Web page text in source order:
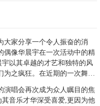
大家分享一个令人振奋的消
偶像华晨宇在一次活动中的精
以其卓越的才艺和独特的风
为之疯狂。在近期的一次舞台
演唱会再次成为众人瞩目的焦
其音乐才华深受喜爱,更因为他